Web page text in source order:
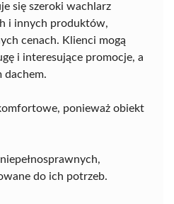
się szeroki wachlarz
i innych produktów,
cenach. Klienci mogą
i interesujące promocje, a
dachem.
ponieważ obiekt
do ich potrzeb.